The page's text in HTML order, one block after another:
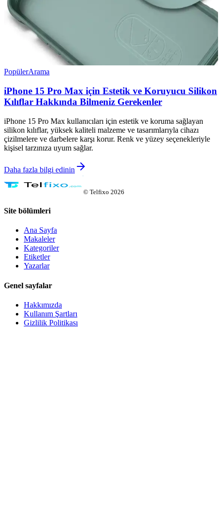
PopülerArama
iPhone 15 Pro Max için Estetik ve Koruyucu Silikon
Kılıflar Hakkında Bilmeniz Gerekenler
iPhone 15 Pro Max kullanıcıları için estetik ve koruma sağlayan
silikon kılıflar, yüksek kaliteli malzeme ve tasarımlarıyla cihazı
çizilmelere ve darbelere karşı korur. Renk ve yüzey seçenekleriyle
kişisel tarzınıza uyum sağlar.
Daha fazla bilgi edinin
© Telfixo 2026
Site bölümleri
Ana Sayfa
Makaleler
Kategoriler
Etiketler
Yazarlar
Genel sayfalar
Hakkımızda
Kullanım Şartları
Gizlilik Politikası